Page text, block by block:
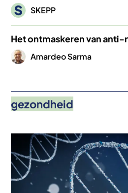
Afbeelding
SKEPP
Het ontmaskeren van
Afbeelding
Amardeo Sarma
gezondheid
Afbeelding